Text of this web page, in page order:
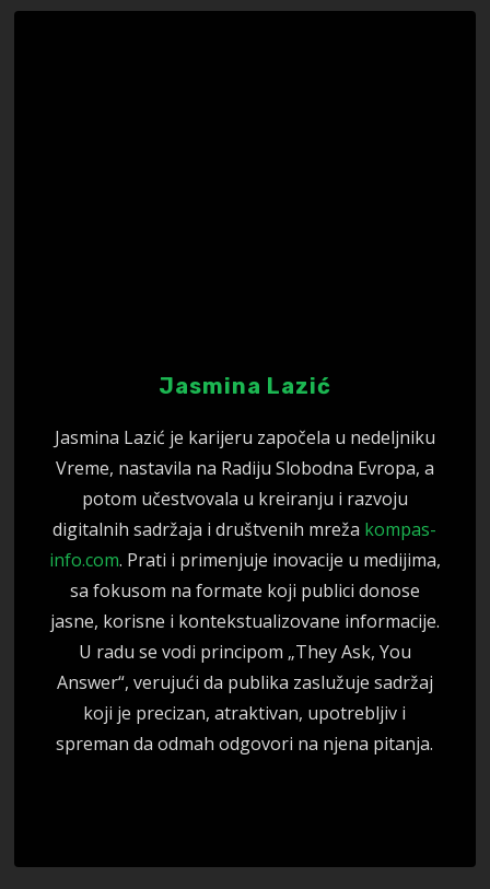
Jasmina Lazić
Jasmina Lazić je karijeru započela u nedeljniku
Vreme, nastavila na Radiju Slobodna Evropa, a
potom učestvovala u kreiranju i razvoju
digitalnih sadržaja i društvenih mreža kompas-
info.com. Prati i primenjuje inovacije u medijima,
sa fokusom na formate koji publici donose
jasne, korisne i kontekstualizovane informacije.
U radu se vodi principom „They Ask, You
Answer“, verujući da publika zaslužuje sadržaj
koji je precizan, atraktivan, upotrebljiv i
spreman da odmah odgovori na njena pitanja.